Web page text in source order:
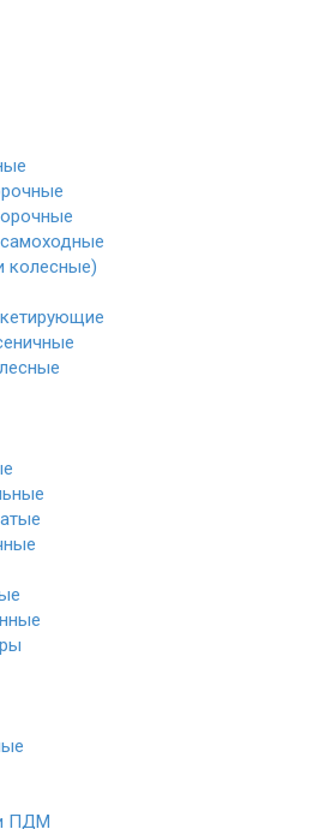
колесные)
ПДМ